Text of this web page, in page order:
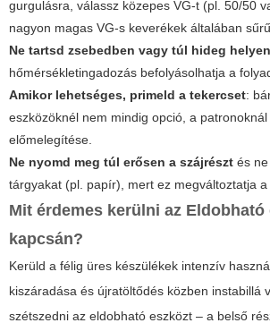
gurgulásra, válassz közepes VG-t (pl. 50/50
nagyon magas VG-s keverékek általában
Ne tartsd zsebedben vagy túl hideg helyen
hőmérsékletingadozás befolyásolhatja a
Amikor lehetséges, primeld a tekercset:
eszközöknél nem mindig opció, a
előmelegítése.
Ne nyomd meg túl erősen a szájrészt és
tárgyakat (pl. papír), mert ez megváltoztatja a
Mit érdemes kerülni az Eldobható
kapcsán?
Kerüld a félig üres készülékek intenzív
kiszáradása és újratöltődés közben instabillá
szétszedni az eldobható eszközt – a belső